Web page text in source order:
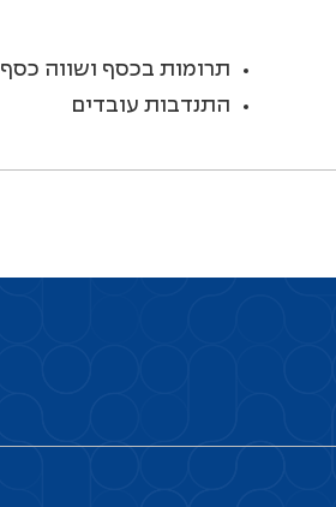
תרומות בכסף ושווה כסף
התנדבות עובדים